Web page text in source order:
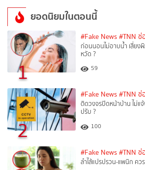
ยอดนิยมในตอนนี้
1
#Fake News #TNN ช่
ก่อนนอนไม่อาบน้ำ เสี่ยง
หวัด ?
59
2
#Fake News #TNN ช่
ติดวงจรปิดหน้าบ้าน ไม่แจ้
ปรับ ?
100
#Fake News #TNN ช่
ลำไส้แปรปรวน-แพนิก คว